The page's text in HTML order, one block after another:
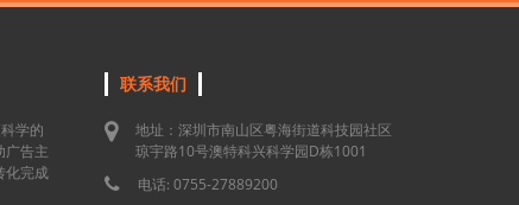
学的
广告主
化完成
联系我们
地址：深圳市南山区粤海街道科技园社区
琼宇路10号澳特科兴科学园D栋1001
电话: 0755-27889200